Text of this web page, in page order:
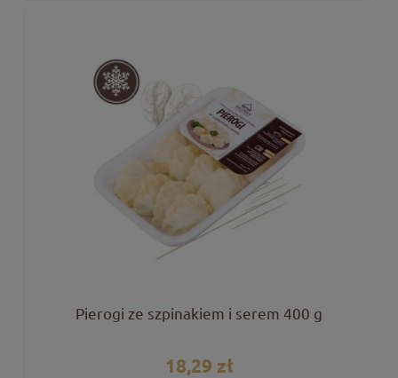
Pierogi ze szpinakiem i serem 400 g
18,29 zł